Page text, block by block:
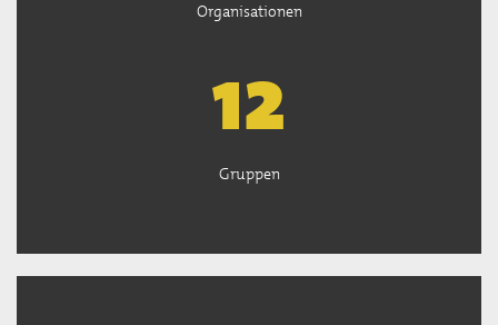
Organisationen
13
Gruppen